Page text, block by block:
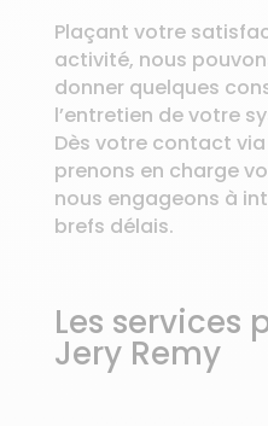
Plaçant votre
activité, nous
donner quelques
l’entretien de votre
Dès votre contact
prenons en charge
nous engageons à
brefs délais.
Les services
Jery Remy